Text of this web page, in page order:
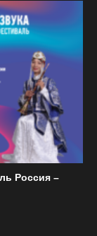
Россия –